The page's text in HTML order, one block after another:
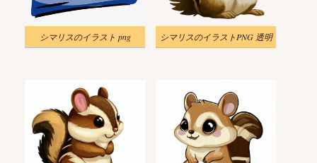
シマリスのイラスト png シマリスのイラストPNG 透明